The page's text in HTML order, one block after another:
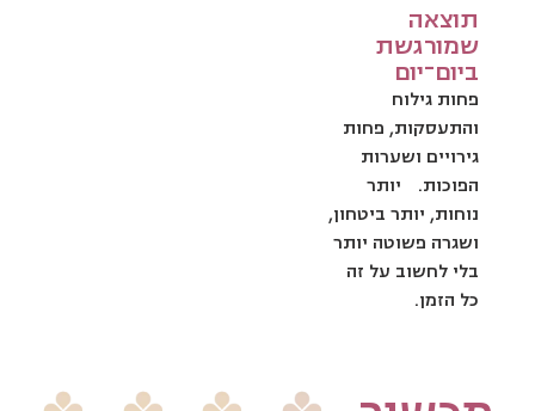
תוצאה
שמורגשת
ביום־יום
פחות גילוח
והתעסקות, פחות
גירויים ושערות
הפוכות. יותר
נוחות, יותר ביטחון,
ושגרה פשוטה יותר
בלי לחשוב על זה
כל הזמן.